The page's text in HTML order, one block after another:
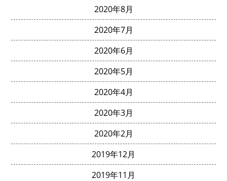
2020年8月
2020年7月
2020年6月
2020年5月
2020年4月
2020年3月
2020年2月
2019年12月
2019年11月